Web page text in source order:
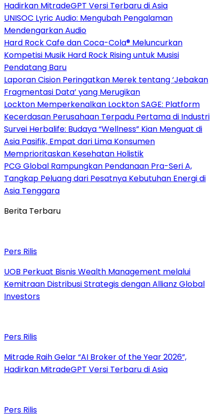
Hadirkan MitradeGPT Versi Terbaru di Asia
UNISOC Lyric Audio: Mengubah Pengalaman
Mendengarkan Audio
Hard Rock Cafe dan Coca-Cola® Meluncurkan
Kompetisi Musik Hard Rock Rising untuk Musisi
Pendatang Baru
Laporan Cision Peringatkan Merek tentang ‘Jebakan
Fragmentasi Data’ yang Merugikan
Lockton Memperkenalkan Lockton SAGE: Platform
Kecerdasan Perusahaan Terpadu Pertama di Industri
Survei Herbalife: Budaya “Wellness” Kian Menguat di
Asia Pasifik, Empat dari Lima Konsumen
Memprioritaskan Kesehatan Holistik
PCG Global Rampungkan Pendanaan Pra-Seri A,
Tangkap Peluang dari Pesatnya Kebutuhan Energi di
Asia Tenggara
Berita Terbaru
Pers Rilis
UOB Perkuat Bisnis Wealth Management melalui
Kemitraan Distribusi Strategis dengan Allianz Global
Investors
Pers Rilis
Mitrade Raih Gelar “AI Broker of the Year 2026”,
Hadirkan MitradeGPT Versi Terbaru di Asia
Pers Rilis